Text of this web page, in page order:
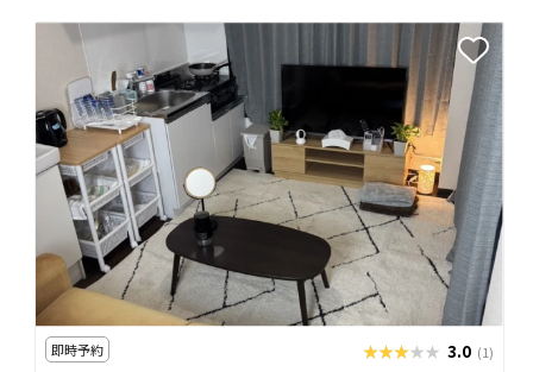
即時予約 ★★★★★
★★★★★ 3.0 (1)